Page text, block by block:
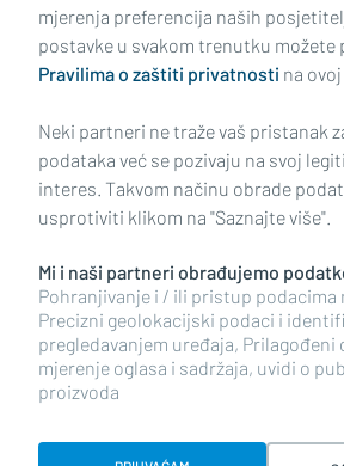
Impressum Uvjeti korištenja Politika
Politika kolačića Kontakt Pritužbe
Oglašavanje
RUBRIKE
BRODSKO-POSAVSKA ŽUPANIJA
POŽEŠKO-SLAVONSKA ŽUPANIJA
mjerenja preferencija naših
postavke u svakom trenutku
Pravilima o zaštiti privatnosti na
Neki partneri ne traže vaš pristanak
podataka već se pozivaju na svoj
interes. Takvom načinu obrade
usprotiviti klikom na "Saznajte više".
Mi i naši partneri obrađujemo
Pohranjivanje i / ili pristup podacima
Precizni geolokacijski podaci i
pregledavanjem uređaja, Prilagođeni
mjerenje oglasa i sadržaja, uvidi o
proizvoda